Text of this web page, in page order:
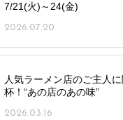
7/21(火)～24(金)
2026.07.20
人気ラーメン店のご主人
杯！“あの店のあの味”
2026.03.16